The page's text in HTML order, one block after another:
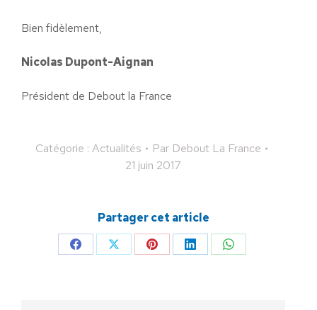
Bien fidèlement,
Nicolas Dupont-Aignan
Président de Debout la France
Catégorie : Actualités Par Debout La France
21 juin 2017
Partager cet article
PartagerPartagerPartagerPartagerPartager